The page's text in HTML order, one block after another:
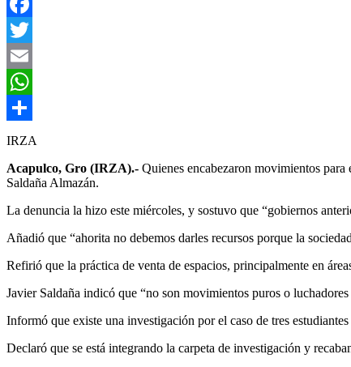
Facebook
Twitter
Email
WhatsApp
Compartir
IRZA
Acapulco, Gro (IRZA).- Quienes encabezaron movimientos
Saldaña Almazán.
La denuncia la hizo este miércoles, y sostuvo que “gobiernos
Añadió que “ahorita no debemos darles recursos porque la
Refirió que la práctica de venta de espacios, principalmente en
Javier Saldaña indicó que “no son movimientos puros o
Informó que existe una investigación por el caso de tres
Declaró que se está integrando la carpeta de investigación y